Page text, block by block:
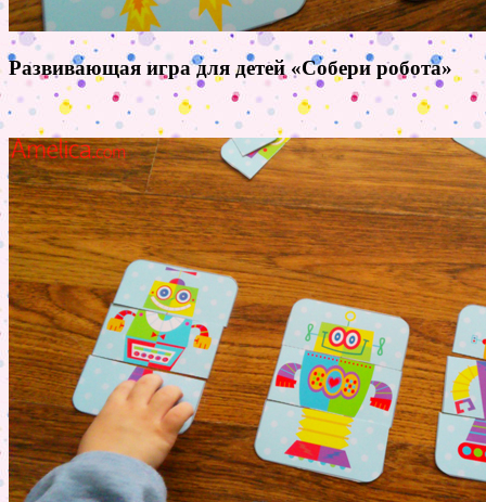
Развивающая игра для детей «Собери робота»